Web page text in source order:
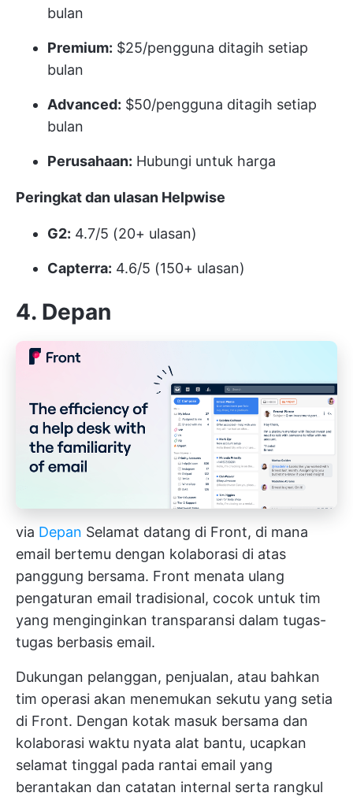
bulan
Premium: $25/pengguna ditagih setiap
bulan
Advanced: $50/pengguna ditagih setiap
bulan
Perusahaan: Hubungi untuk harga
Peringkat dan ulasan Helpwise
G2: 4.7/5 (20+ ulasan)
Capterra: 4.6/5 (150+ ulasan)
4. Depan
via Depan Selamat datang di Front, di mana
email bertemu dengan kolaborasi di atas
panggung bersama. Front menata ulang
pengaturan email tradisional, cocok untuk tim
yang menginginkan transparansi dalam tugas-
tugas berbasis email.
Dukungan pelanggan, penjualan, atau bahkan
tim operasi akan menemukan sekutu yang setia
di Front. Dengan kotak masuk bersama dan
kolaborasi waktu nyata alat bantu, ucapkan
selamat tinggal pada rantai email yang
berantakan dan catatan internal serta rangkul